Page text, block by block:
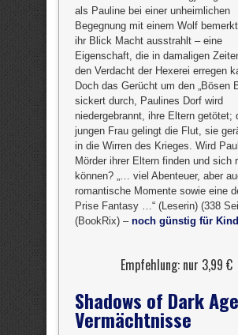
als Pauline bei einer unheimlichen
Begegnung mit einem Wolf
ihr Blick Macht ausstrahlt – eine
Eigenschaft, die in damaligen
den Verdacht der Hexerei erregen
Doch das Gerücht um den „Bösen
sickert durch, Paulines Dorf wird
niedergebrannt, ihre Eltern getötet;
jungen Frau gelingt die Flut, sie
in die Wirren des Krieges. Wird
Mörder ihrer Eltern finden und sich
können? „… viel Abenteuer, aber
romantische Momente sowie eine
Prise Fantasy …“ (Leserin) (338
(BookRix) – noch günstig für
Empfehlung: nur 3,99 €
Shadows of Dark
Vermächtnisse